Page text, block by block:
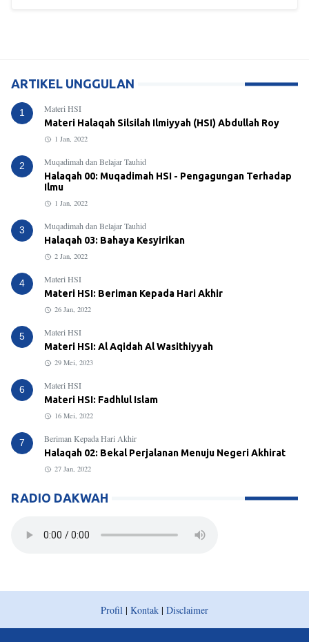
ARTIKEL UNGGULAN
1
Materi HSI
Materi Halaqah Silsilah Ilmiyyah (HSI) Abdullah Roy
1 Jan, 2022
2
Muqadimah dan Belajar Tauhid
Halaqah 00: Muqadimah HSI - Pengagungan Terhadap
Ilmu
1 Jan, 2022
3
Muqadimah dan Belajar Tauhid
Halaqah 03: Bahaya Kesyirikan
2 Jan, 2022
4
Materi HSI
Materi HSI: Beriman Kepada Hari Akhir
26 Jan, 2022
5
Materi HSI
Materi HSI: Al Aqidah Al Wasithiyyah
29 Mei, 2023
6
Materi HSI
Materi HSI: Fadhlul Islam
16 Mei, 2022
7
Beriman Kepada Hari Akhir
Halaqah 02: Bekal Perjalanan Menuju Negeri Akhirat
27 Jan, 2022
RADIO DAKWAH
Profil | Kontak | Disclaimer